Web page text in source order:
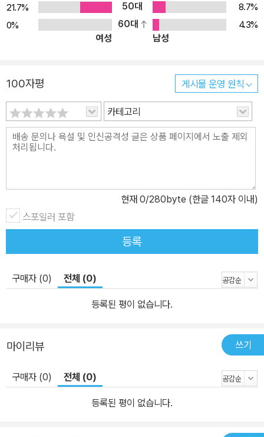
21.7%
50대
8.7%
0%
60대
4.3%
여성
남성
100자평 게시물 운영 원칙
카테고리
현재 0/280byte (한글 140자 이내)
스포일러 포함
등록
구매자 (0) 전체 (0)
등록된 평이 없습니다.
마이리뷰 쓰기
구매자 (0) 전체 (0)
등록된 평이 없습니다.